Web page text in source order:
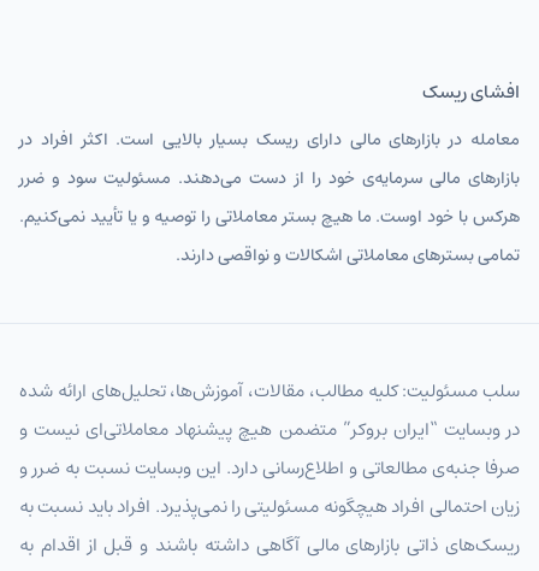
افشای ریسک
معامله در بازارهای مالی دارای ریسک بسیار بالایی است. اکثر افراد در
بازارهای مالی سرمایه‌ی خود را از دست می‌دهند. مسئولیت سود و ضرر
هرکس با خود اوست. ما هیچ بستر معاملاتی را توصیه و یا تأیید نمی‌کنیم.
تمامی بسترهای معاملاتی اشکالات و نواقصی دارند.
سلب مسئولیت: کلیه مطالب، مقالات، آموزش‌ها، تحلیل‌های ارائه شده
در وبسایت “ایران بروکر” متضمن هیچ پیشنهاد معاملاتی‌ای نیست و
صرفا جنبه‌ی مطالعاتی و اطلاع‌رسانی دارد. این وبسایت نسبت به ضرر و
زیان احتمالی افراد هیچگونه مسئولیتی را نمی‌پذیرد. افراد باید نسبت به
ریسک‌های ذاتی بازارهای مالی آگاهی داشته باشند و قبل از اقدام به